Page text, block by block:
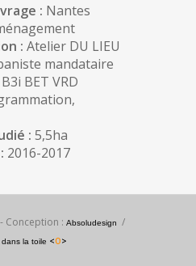
: Nantes
: Atelier DU LIEU
mandataire
B3i BET VRD
: 5,5ha
2016-2017
Conception : Absoludesign
/
la toile <O>